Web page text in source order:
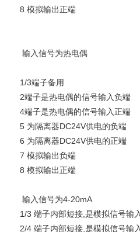
8 模拟输出正端
输入信号为热电偶
1/3端子备用
2端子是热电偶的信号输入负端
4端子是热电偶的信号输入正端
5 为隔离器DC24V供电的负端
6 为隔离器DC24V供电的正端
7 模拟输出负端
8 模拟输出正端
输入信号为4-20mA
1/3 端子内部短接,是模拟信号输
2/4 端子内部短接,是模拟信号输